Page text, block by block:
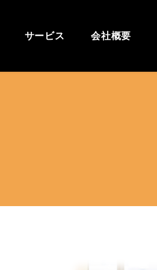
サービス 会社概要